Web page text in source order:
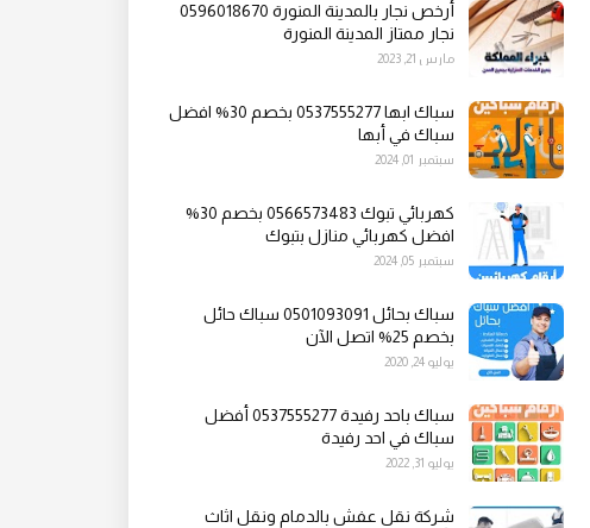
أرخص نجار بالمدينة المنورة 0596018670
نجار ممتاز المدينة المنورة
مارس 21, 2023
سباك ابها 0537555277 بخصم 30% افضل
سباك في أبها
سبتمبر 01, 2024
كهربائي تبوك 0566573483 بخصم 30%
افضل كهربائي منازل بتبوك
سبتمبر 05, 2024
سباك بحائل 0501093091 سباك حائل
بخصم 25% اتصل الآن
يوليو 24, 2020
سباك باحد رفيدة 0537555277 أفضل
سباك في احد رفيدة
يوليو 31, 2022
شركة نقل عفش بالدمام ونقل اثاث